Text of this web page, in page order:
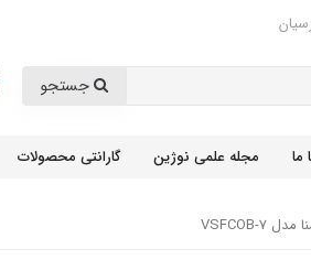
ما مجله علمی نوژین گارانتی محصولات